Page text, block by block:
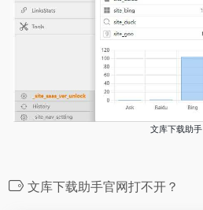
文库下载助手
文库下载助手官网打不开？